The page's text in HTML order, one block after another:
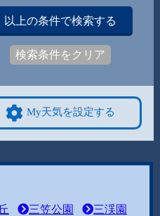
以上の条件で検索する
検索条件をクリア
My天気を設定する
三笠公園
三渓園